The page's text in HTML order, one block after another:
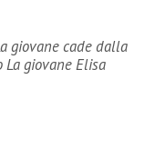
giovane cade dalla
giovane Elisa